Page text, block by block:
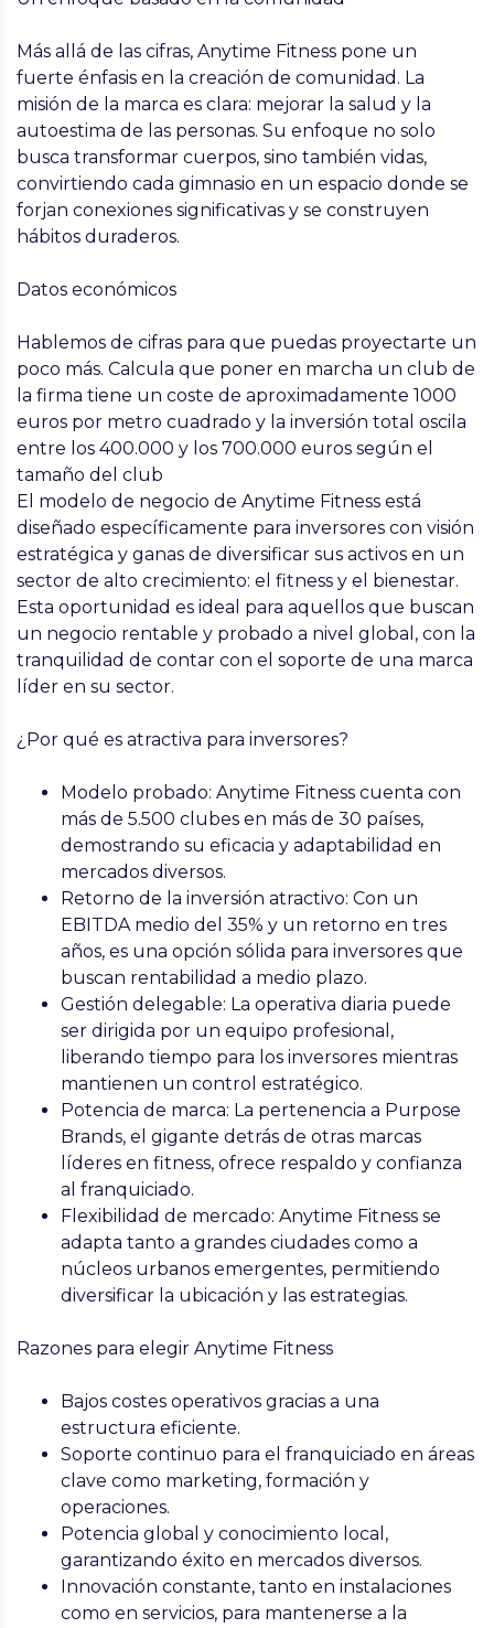
Más allá de las cifras, Anytime Fitness pone un
fuerte énfasis en la creación de comunidad. La
misión de la marca es clara: mejorar la salud y la
autoestima de las personas. Su enfoque no solo
busca transformar cuerpos, sino también vidas,
convirtiendo cada gimnasio en un espacio donde se
forjan conexiones significativas y se construyen
hábitos duraderos.
Datos económicos
Hablemos de cifras para que puedas proyectarte un
poco más. Calcula que poner en marcha un club de
la firma tiene un coste de aproximadamente 1000
euros por metro cuadrado y la inversión total oscila
entre los 400.000 y los 700.000 euros según el
tamaño del club
El modelo de negocio de Anytime Fitness está
diseñado específicamente para inversores con visión
estratégica y ganas de diversificar sus activos en un
sector de alto crecimiento: el fitness y el bienestar.
Esta oportunidad es ideal para aquellos que buscan
un negocio rentable y probado a nivel global, con la
tranquilidad de contar con el soporte de una marca
líder en su sector.
¿Por qué es atractiva para inversores?
Modelo probado: Anytime Fitness cuenta con
más de 5.500 clubes en más de 30 países,
demostrando su eficacia y adaptabilidad en
mercados diversos.
Retorno de la inversión atractivo: Con un
EBITDA medio del 35% y un retorno en tres
años, es una opción sólida para inversores que
buscan rentabilidad a medio plazo.
Gestión delegable: La operativa diaria puede
ser dirigida por un equipo profesional,
liberando tiempo para los inversores mientras
mantienen un control estratégico.
Potencia de marca: La pertenencia a Purpose
Brands, el gigante detrás de otras marcas
líderes en fitness, ofrece respaldo y confianza
al franquiciado.
Flexibilidad de mercado: Anytime Fitness se
adapta tanto a grandes ciudades como a
núcleos urbanos emergentes, permitiendo
diversificar la ubicación y las estrategias.
Razones para elegir Anytime Fitness
Bajos costes operativos gracias a una
estructura eficiente.
Soporte continuo para el franquiciado en áreas
clave como marketing, formación y
operaciones.
Potencia global y conocimiento local,
garantizando éxito en mercados diversos.
Innovación constante, tanto en instalaciones
como en servicios, para mantenerse a la